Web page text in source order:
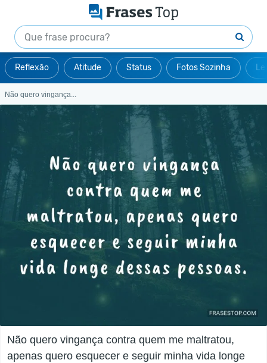
Reflexão Atitude Status Fotos Sozinha
Não quero vingança...
Não quero vingança contra quem me maltratou,
apenas quero esquecer e seguir minha vida longe